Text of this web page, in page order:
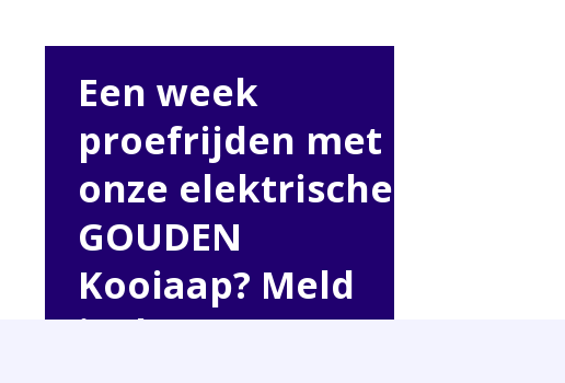
Een week
proefrijden met
onze elektrische
GOUDEN
Kooiaap? Meld
je dan nu aan!